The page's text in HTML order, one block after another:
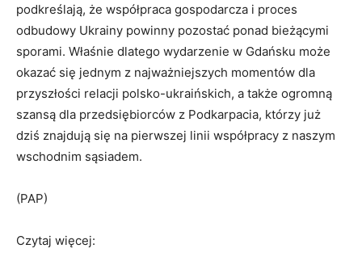
podkreślają, że współpraca gospodarcza i proces
odbudowy Ukrainy powinny pozostać ponad bieżącymi
sporami. Właśnie dlatego wydarzenie w Gdańsku może
okazać się jednym z najważniejszych momentów dla
przyszłości relacji polsko-ukraińskich, a także ogromną
szansą dla przedsiębiorców z Podkarpacia, którzy już
dziś znajdują się na pierwszej linii współpracy z naszym
wschodnim sąsiadem.
(PAP)
Czytaj więcej: